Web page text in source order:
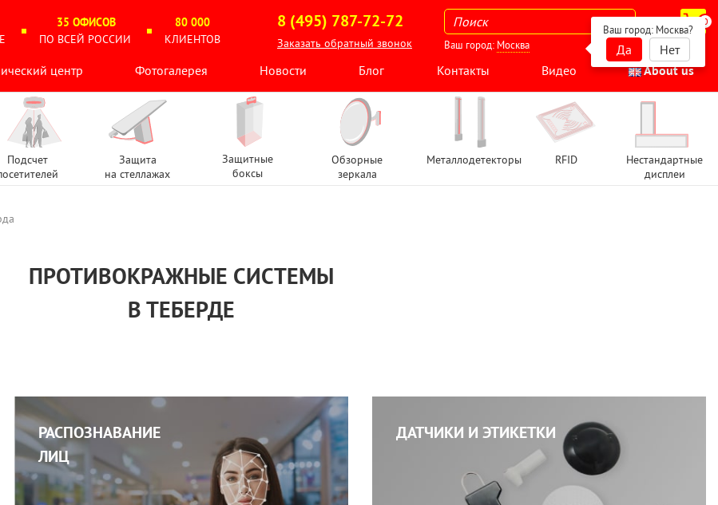
35 ОФИСОВ
ПО ВСЕЙ РОССИИ
80 000
КЛИЕНТОВ
8 (495) 787-72-72
Заказать обратный звонок
0
Ваш город: Москва
Ваш город: Москва?
Да
Нет
центр Фотогалерея Новости Блог Контакты Видео About us
Подсчет
Защита
на стеллажах
Защитные
боксы
Обзорные
зеркала
Металлодетекторы RFID
Нестандартные
дисплеи
ПРОТИВОКРАЖНЫЕ СИСТЕМЫ
В ТЕБЕРДЕ
РАСПОЗНАВАНИЕ
ЛИЦ
ДАТЧИКИ И ЭТИКЕТКИ